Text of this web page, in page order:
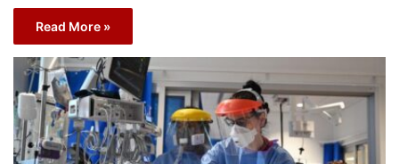
Read More »